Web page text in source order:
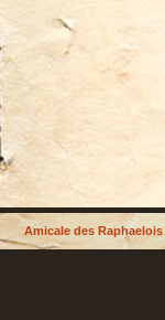
Amicale des Raphaelois